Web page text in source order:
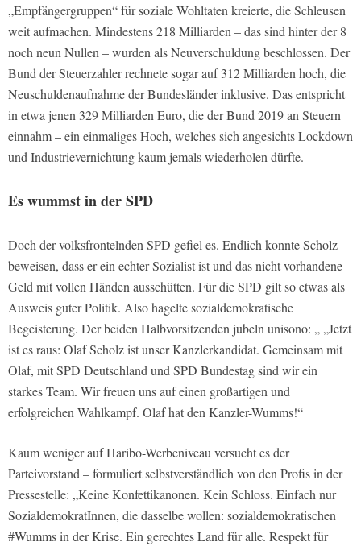
„Empfängergruppen“ für soziale Wohltaten kreierte, die Schleusen
weit aufmachen. Mindestens 218 Milliarden – das sind hinter der 8
noch neun Nullen – wurden als Neuverschuldung beschlossen. Der
Bund der Steuerzahler rechnete sogar auf 312 Milliarden hoch, die
Neuschuldenaufnahme der Bundesländer inklusive. Das entspricht
in etwa jenen 329 Milliarden Euro, die der Bund 2019 an Steuern
einnahm – ein einmaliges Hoch, welches sich angesichts Lockdown
und Industrievernichtung kaum jemals wiederholen dürfte.
Es wummst in der SPD
Doch der volksfrontelnden SPD gefiel es. Endlich konnte Scholz
beweisen, dass er ein echter Sozialist ist und das nicht vorhandene
Geld mit vollen Händen ausschütten. Für die SPD gilt so etwas als
Ausweis guter Politik. Also hagelte sozialdemokratische
Begeisterung. Der beiden Halbvorsitzenden jubeln unisono: „ „Jetzt
ist es raus: Olaf Scholz ist unser Kanzlerkandidat. Gemeinsam mit
Olaf, mit SPD Deutschland und SPD Bundestag sind wir ein
starkes Team. Wir freuen uns auf einen großartigen und
erfolgreichen Wahlkampf. Olaf hat den Kanzler-Wumms!“
Kaum weniger auf Haribo-Werbeniveau versucht es der
Parteivorstand – formuliert selbstverständlich von den Profis in der
Pressestelle: „Keine Konfettikanonen. Kein Schloss. Einfach nur
SozialdemokratInnen, die dasselbe wollen: sozialdemokratischen
#Wumms in der Krise. Ein gerechtes Land für alle. Respekt für